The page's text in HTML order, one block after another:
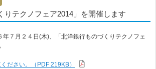
りテクノフェア2014」を開催します
７月２４日(木)、「北洋銀行ものづくりテクノフェ
ださい。（PDF 219KB）